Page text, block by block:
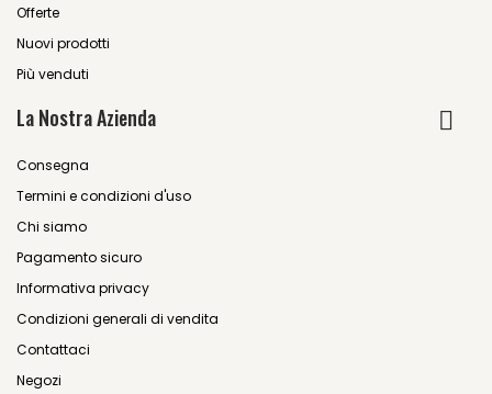
Offerte
Nuovi prodotti
Più venduti
La Nostra Azienda
Consegna
Termini e condizioni d'uso
Chi siamo
Pagamento sicuro
Informativa privacy
Condizioni generali di vendita
Contattaci
Negozi